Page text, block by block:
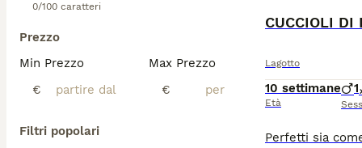
0/100 caratteri
Prezzo
Min Prezzo
€
Max Prezzo
€
Filtri popolari
CUCCIOLI DI
Lagotto
10 settimane
Età
1